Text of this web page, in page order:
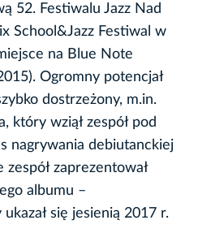
52. Festiwalu Jazz Nad
School&Jazz Festiwal w
na Blue Note
Ogromny potencjał
dostrzeżony, m.in.
który wziął zespół pod
nagrywania debiutanckiej
zaprezentował
albumu –
się jesienią 2017 r.